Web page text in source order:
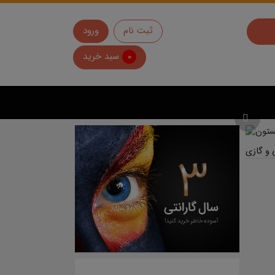
ورود
ثبت نام
0
سبد خرید
شومینه های فریم دار
شومینه های خاص و کلاسیک برقی